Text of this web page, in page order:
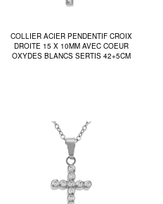
COLLIER ACIER PENDENTIF CROIX
DROITE 15 X 10MM AVEC COEUR
OXYDES BLANCS SERTIS 42+5CM